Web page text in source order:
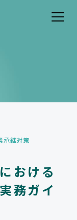
ラブル
業承継対策
承継対策
おける
務ガイ